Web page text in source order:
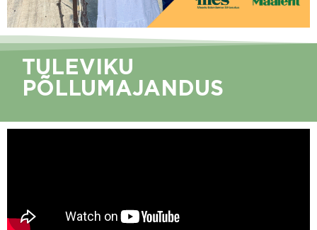
TULEVIKU
PÕLLUMAJANDUS